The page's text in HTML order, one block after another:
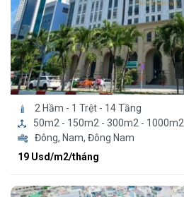
2 Hầm - 1 Trệt - 14 Tầng
50m2 - 150m2 - 300m2 - 1000m2
Đông, Nam, Đông Nam
19 Usd/m2/tháng